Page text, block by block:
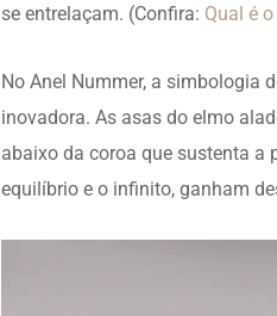
se entrelaçam. (Confira: Qual é
No Anel Nummer, a simbologia
inovadora. As asas do elmo
abaixo da coroa que sustenta a
equilíbrio e o infinito, ganham